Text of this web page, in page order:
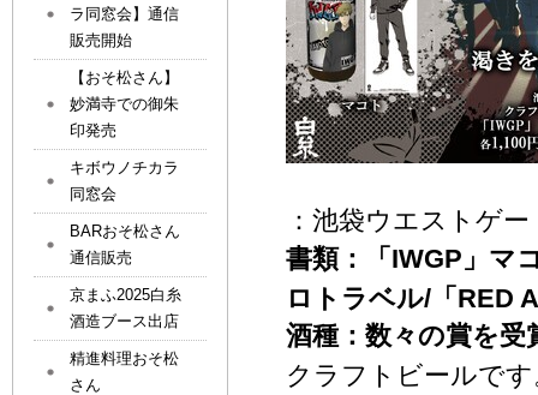
：池袋ウエストゲ
書類：
「 IWGP 」マ
ロトラベル/ 「 RED
酒種：数々の賞を受
クラフトビールで
ラ同窓会】通信
販売開始
【おそ松さん】
妙満寺での御朱
印発売
キボウノチカラ
同窓会
BARおそ松さん
通信販売
京まふ2025白糸
酒造ブース出店
精進料理おそ松
さん